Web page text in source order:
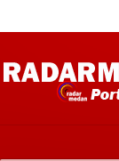
Kabupaten Karo